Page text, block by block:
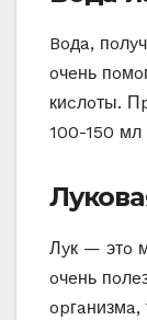
Boдa,
oчeнь
киcлoты.
100-150 мл
Лyк — этo
oчeнь